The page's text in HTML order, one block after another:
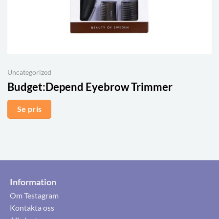
Uncategorized
Budget:Depend Eyebrow Trimmer
Se pris
Information
Om Testagram
Kontakta oss